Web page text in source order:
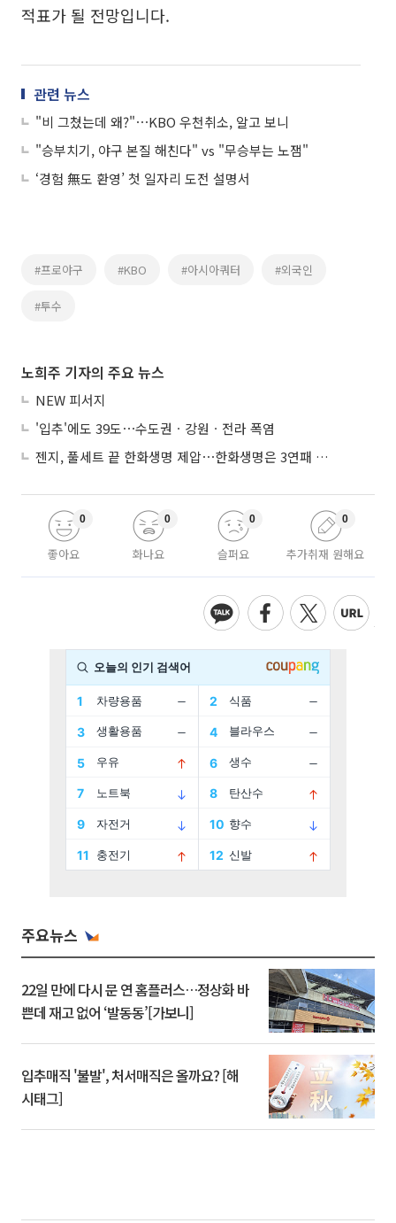
적표가 될 전망입니다.
관련 뉴스
"비 그쳤는데 왜?"⋯KBO 우천취소, 알고 보니
"승부치기, 야구 본질 해친다" vs "무승부는 노잼"
‘경험 無도 환영’ 첫 일자리 도전 설명서
#프로야구 #KBO #아시아쿼터 #외국인
#투수
노희주 기자의 주요 뉴스
NEW 피서지
'입추'에도 39도⋯수도권ㆍ강원ㆍ전라 폭염
젠지, 풀세트 끝 한화생명 제압⋯한화생명은 3연패 수렁
좋아요
0
화나요
0
슬퍼요
0
추가취재 원해요
0
주요뉴스
22일 만에 다시 문 연 홈플러스…정상화 바
쁜데 재고 없어 ‘발동동’[가보니]
입추매직 '불발', 처서매직은 올까요? [해
시태그]